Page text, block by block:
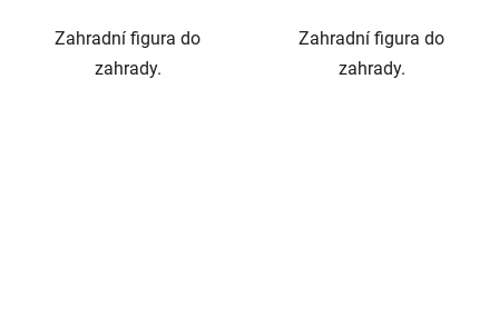
Zahradní figura do
zahrady.
Zahradní figura do
zahrady.